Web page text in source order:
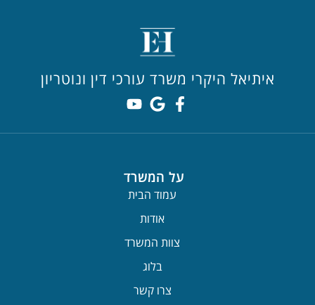
איתיאל היקרי משרד עורכי דין ונוטריון
על המשרד
עמוד הבית
אודות
צוות המשרד
בלוג
צרו קשר